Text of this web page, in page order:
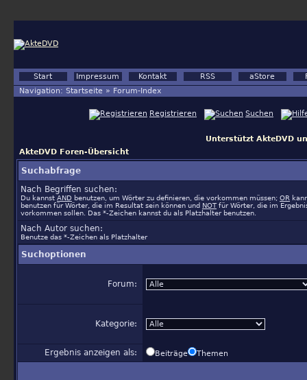
Start Impressum Kontakt RSS aStore
Navigation: Startseite » Forum-Index
Registrieren Suchen
Unterstützt AkteDVD
AkteDVD Foren-Übersicht
Suchabfrage
Nach Begriffen suchen:
Du kannst AND benutzen, um Wörter zu definieren, die vorkommen müssen; OR
benutzen für Wörter, die im Resultat sein können und NOTfür Wörter, die im
vorkommen sollen. Das *-Zeichen kannst du als Platzhalter benutzen.
Nach Autor suchen:
Benutze das *-Zeichen als Platzhalter
Suchoptionen
Forum:
Kategorie:
Ergebnis anzeigen als: Beiträge Themen